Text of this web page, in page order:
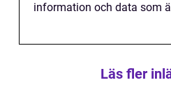
information och data som
Läs fler